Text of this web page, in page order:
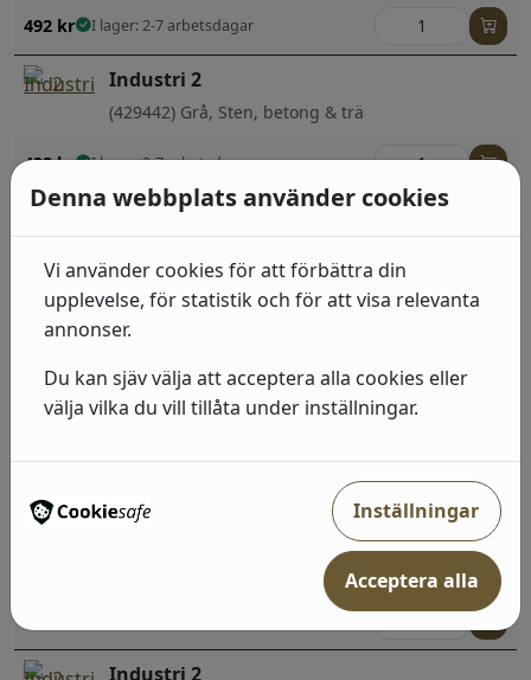
492 kr I lager: 2-7 arbetsdagar
Industri 2
(429442) Grå, Sten, betong & trä
492kr I lager: 2-7 arbetsdagar
Industri 2
492kr I lager: 2-7 arbetsdagar
(429435) Grå, Sten, betong & trä;Randiga;Sten,
betong & trä
492kr I lager: 2-7 arbetsdagar
(429237) Grå, Neutral, Enfärgade
Industri 2
Denna webbplats använder cookies
Vi använder cookies för att förbättra din
upplevelse, för statistik och för att visa relevanta
annonser.
Du kan sjäv välja att acceptera alla cookies eller
välja vilka du vill tillåta under inställningar.
Inställningar
Acceptera alla